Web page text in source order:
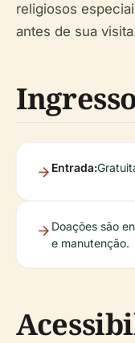
religiosos
antes de sua
Entrada:
Doações são
e manutenção.